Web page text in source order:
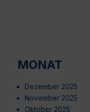
MONAT
Dezember 2025
November 2025
Oktober 2025